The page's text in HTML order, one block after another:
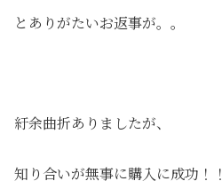
とありがたいお返事が。。
紆余曲折ありましたが、
知り合いが無事に購入に成功！！